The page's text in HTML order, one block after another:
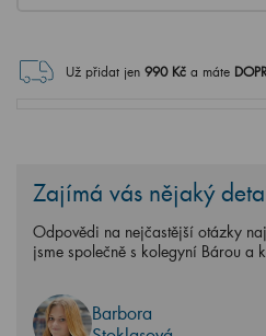
Už přidat jen 990Kč a máte
Zajímá vás nějaký
Odpovědi na nejčastější otázky
jsme společně s kolegyní Bárou a
Barbora